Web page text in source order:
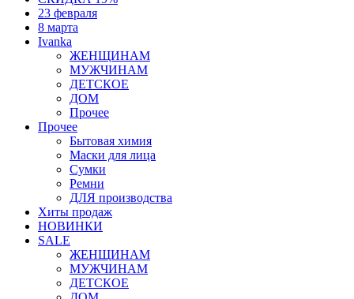
23 февраля
8 марта
Ivanka
ЖЕНЩИНАМ
МУЖЧИНАМ
ДЕТСКОЕ
ДОМ
Прочее
Прочее
Бытовая химия
Маски для лица
Сумки
Ремни
ДЛЯ производства
Хиты продаж
НОВИНКИ
SALE
ЖЕНЩИНАМ
МУЖЧИНАМ
ДЕТСКОЕ